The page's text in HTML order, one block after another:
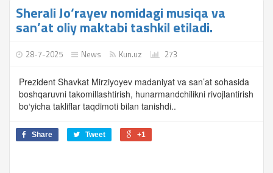
Sherali Jo‘rayev nomidagi musiqa va
san’at oliy maktabi tashkil etiladi.
28-7-2025 News Kun.uz 273
Prezident Shavkat Mirziyoyev madaniyat va san’at sohasida
boshqaruvni takomillashtirish, hunarmandchilikni rivojlantirish
bo‘yicha takliflar taqdimoti bilan tanishdi..
Share Tweet +1